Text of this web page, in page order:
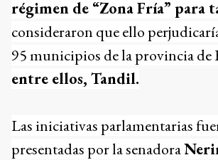
régimen de “Zona Fría” para
consideraron que ello
95 municipios de la provincia de
entre ellos, Tandil.
Las iniciativas parlamentarias
presentadas por la senadora